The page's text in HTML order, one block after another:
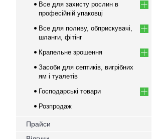
Все для захисту рослин в
професійній упаковці
Все для поливу, обприскувачі,
шланги, фітінг
Крапельне зрошення
Засоби для септиків, вигрібних
ям і туалетів
Господарські товари
Розпродаж
Прайси